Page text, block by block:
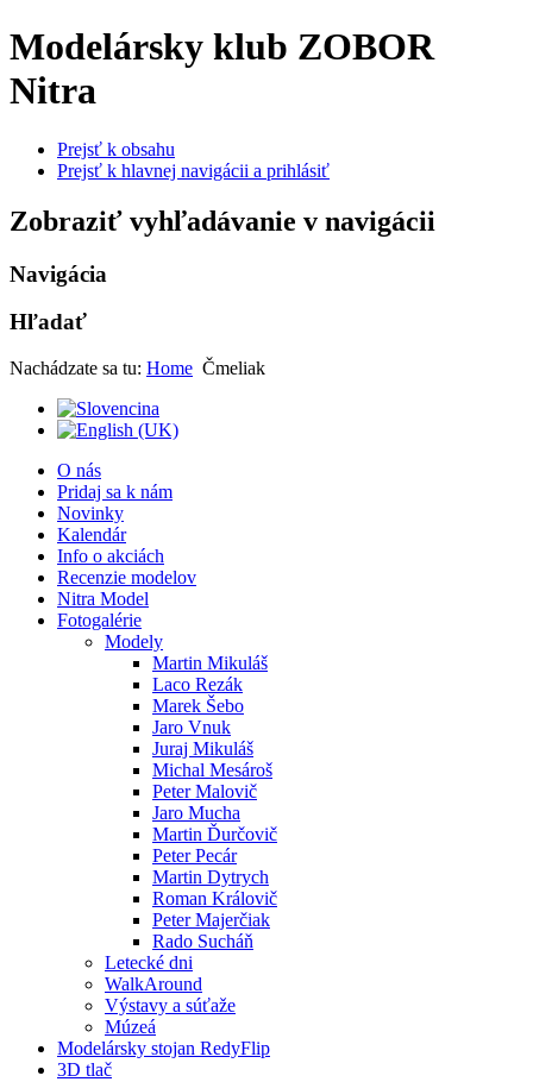
Modelársky klub ZOBOR
Nitra
Prejsť k obsahu
Prejsť k hlavnej navigácii a prihlásiť
Zobraziť vyhľadávanie v navigácii
Navigácia
Hľadať
Nachádzate sa tu: Home Čmeliak
O nás
Pridaj sa k nám
Novinky
Kalendár
Info o akciách
Recenzie modelov
Nitra Model
Fotogalérie
Modely
Martin Mikuláš
Laco Rezák
Marek Šebo
Jaro Vnuk
Juraj Mikuláš
Michal Mesároš
Peter Malovič
Jaro Mucha
Martin Ďurčovič
Peter Pecár
Martin Dytrych
Roman Královič
Peter Majerčiak
Rado Sucháň
Letecké dni
WalkAround
Výstavy a súťaže
Múzeá
Modelársky stojan RedyFlip
3D tlač